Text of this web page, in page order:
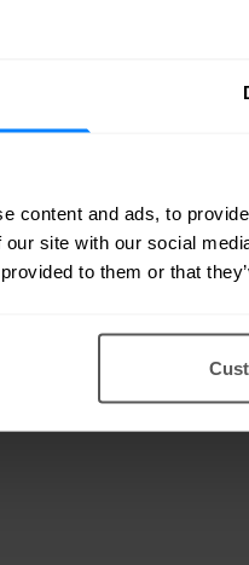
content and ads, to
our site with our social
to them or that